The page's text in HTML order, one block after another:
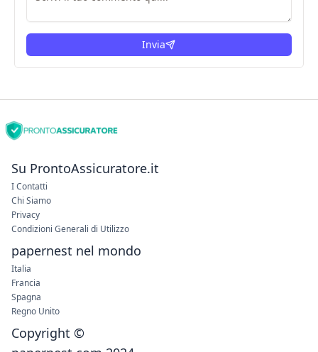
Invia
Su ProntoAssicuratore.it
I Contatti
Chi Siamo
Privacy
Condizioni Generali di Utilizzo
papernest nel mondo
Italia
Francia
Spagna
Regno Unito
Copyright ©